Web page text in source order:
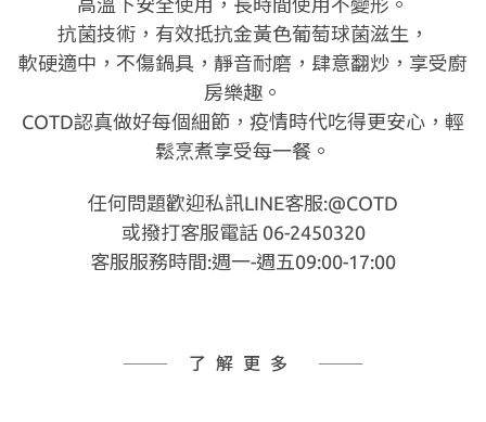
高溫下安全使用，長時間使用不變形。
抗菌技術，有效抵抗金黃色葡萄球菌滋生，
軟硬適中，不傷鍋具，靜音耐磨，肆意翻炒，享受廚
房樂趣。
COTD認真做好每個細節，疫情時代吃得更安心，輕
鬆烹煮享受每一餐。
任何問題歡迎私訊LINE客服:@COTD
或撥打客服電話 06-2450320
客服服務時間:週一-週五09:00-17:00
了解更多